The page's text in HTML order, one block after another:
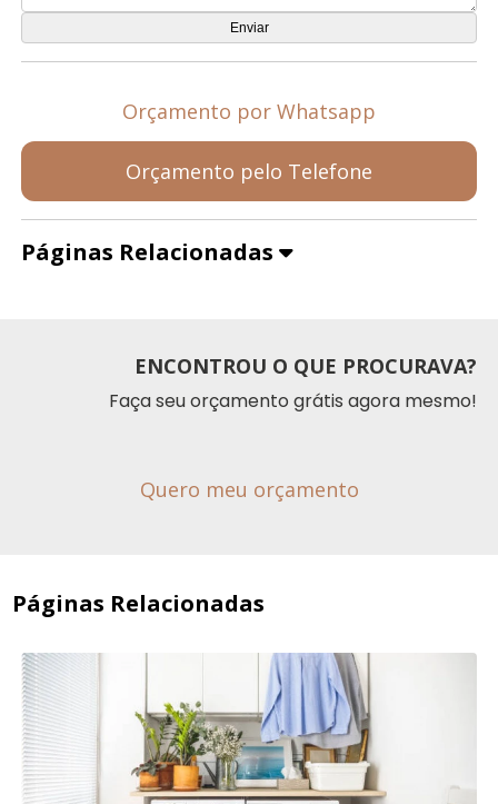
Orçamento por Whatsapp
Orçamento pelo Telefone
Páginas Relacionadas
ENCONTROU O QUE PROCURAVA?
Faça seu orçamento grátis agora mesmo!
Quero meu orçamento
Páginas Relacionadas